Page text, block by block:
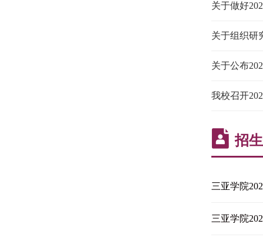
关于做好
关于组织研
关于公布
我校召开
招
三亚学院
三亚学院